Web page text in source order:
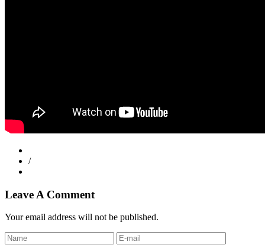
/
Leave A Comment
Your email address will not be published.